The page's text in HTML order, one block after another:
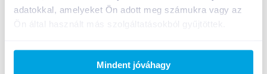
adatokkal, amelyeket Ön adott meg számukra vagy az
Mindent jóváhagy